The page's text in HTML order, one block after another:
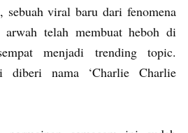
sebuah viral baru dari fenomena
arwah telah membuat heboh di
menjadi trending topic.
diberi nama ‘Charlie Charlie